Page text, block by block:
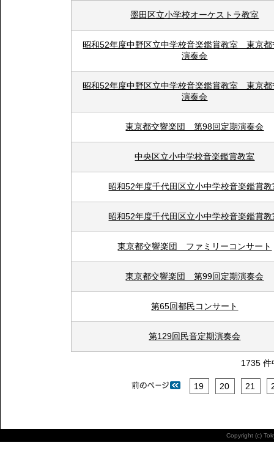
墨田区立小学校オーケストラ教室
昭和52年度中野区立中学校音楽鑑賞教室 東京都
演奏会
昭和52年度中野区立中学校音楽鑑賞教室 東京都
演奏会
東京都交響楽団 第98回定期演奏会
中央区立小中学校音楽鑑賞教室
昭和52年度千代田区立小中学校音楽鑑賞
昭和52年度千代田区立小中学校音楽鑑賞
東京都交響楽団 ファミリーコンサート
東京都交響楽団 第99回定期演奏会
第65回都民コンサート
第129回民音定期演奏会
1735
19 20 21
Copyright (c)